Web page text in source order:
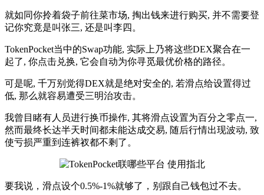
就如同你拎着袋子前往菜市场, 掏出钱来进行购买, 并不需要登
记你究竟是叫张三, 还是叫李四。
TokenPocket当中的Swap功能, 实际上乃将这些DEX聚合在一
起了, 你点击兑换, 它会自动为你寻觅最优价格的路径。
可是呢, 千万别觉得DEX就是绝对安全的, 若滑点给设置得过
低, 那么就容易遭受三明治攻击。
我曾目睹有人员进行换币操作, 其将滑点设置为百分之零点一,
然而最终长达半天时间都未能达成交易, 随后行情出现波动, 致
使亏损严重到连裤衩都不剩了。
要我说，滑点设个0.5%-1%就够了，别跟自己钱包过不去。